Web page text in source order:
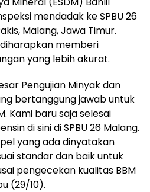
mendadak ke SPBU 26
Malang, Jawa Timur.
memberi
yang lebih akurat.
Pengujian Minyak dan
bertanggung jawab untuk
Kami baru saja selesai
di sini di SPBU 26 Malang.
yang ada dinyatakan
standar dan baik untuk
pengecekan kualitas BBM
(29/10).